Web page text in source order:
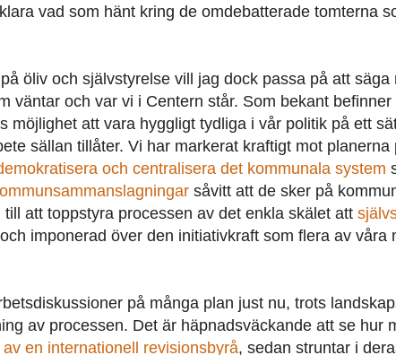
vad som hänt kring de omdebatterade tomterna
öliv och självstyrelse vill jag dock passa på att säga
väntar och var vi i Centern står. Som bekant
möjlighet att vara hyggligt tydliga i vår politik på ett
sällan tillåter. Vi har markerat kraftigt mot planerna
och centralisera det kommunala system
såvitt att de sker på
till att toppstyra processen av det enkla skälet att
imponerad över den initiativkraft som flera av våra
på många plan just nu, trots
av processen. Det är häpnadsväckande att se hur
en internationell revisionsbyrå, sedan struntar i